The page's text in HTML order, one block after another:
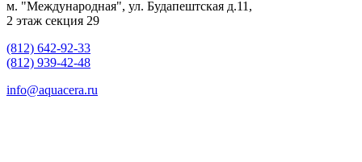
м. "Международная", ул. Будапештская д.11,
2 этаж секция 29
(812) 642-92-33
(812) 939-42-48
info@aquacera.ru